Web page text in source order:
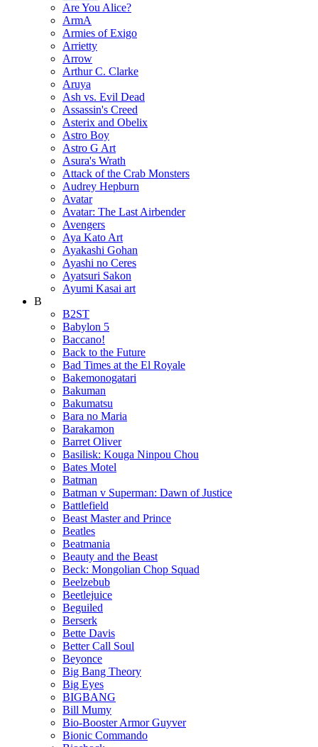
Are You Alice?
ArmA
Armies of Exigo
Arrietty
Arrow
Arthur C. Clarke
Aruya
Ash vs. Evil Dead
Assassin's Creed
Asterix and Obelix
Astro Boy
Astro G Art
Asura's Wrath
Attack of the Crab Monsters
Audrey Hepburn
Avatar
Avatar: The Last Airbender
Avengers
Aya Kato Art
Ayakashi Gohan
Ayashi no Ceres
Ayatsuri Sakon
Ayumi Kasai art
B
B2ST
Babylon 5
Baccano!
Back to the Future
Bad Times at the El Royale
Bakemonogatari
Bakuman
Bakumatsu
Bara no Maria
Barakamon
Barret Oliver
Basilisk: Kouga Ninpou Chou
Bates Motel
Batman
Batman v Superman: Dawn of Justice
Battlefield
Beast Master and Prince
Beatles
Beatmania
Beauty and the Beast
Beck: Mongolian Chop Squad
Beelzebub
Beetlejuice
Beguiled
Berserk
Bette Davis
Better Call Soul
Beyonce
Big Bang Theory
Big Eyes
BIGBANG
Bill Mumy
Bio-Booster Armor Guyver
Bionic Commando